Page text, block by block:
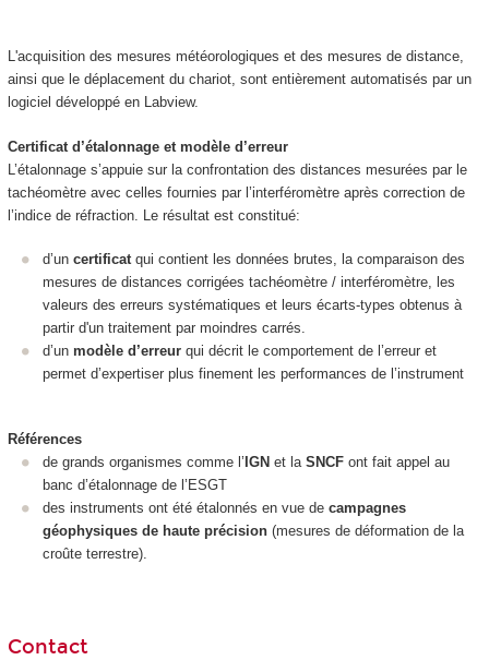
L'acquisition des mesures météorologiques et des mesures de distance,
ainsi que le déplacement du chariot, sont entièrement automatisés par un
logiciel développé en Labview.
Certificat d’étalonnage et modèle d’erreur
L’étalonnage s’appuie sur la confrontation des distances mesurées par le
tachéomètre avec celles fournies par l’interféromètre après correction de
l’indice de réfraction. Le résultat est constitué:
d’un certificatqui contient les données brutes, la comparaison des
mesures de distances corrigées tachéomètre / interféromètre, les
valeurs des erreurs systématiques et leurs écarts-types obtenus à
partir d'un traitement par moindres carrés.
d’un modèle d’erreur qui décrit le comportement de l’erreur et
permet d’expertiser plus finement les performances de l’instrument
Références
de grands organismes comme l’ IGN et la SNCF ont fait appel au
banc d’étalonnage de l’ESGT
des instruments ont été étalonnés en vue de campagnes
géophysiques de haute précision (mesures de déformation de la
croûte terrestre).
Contact